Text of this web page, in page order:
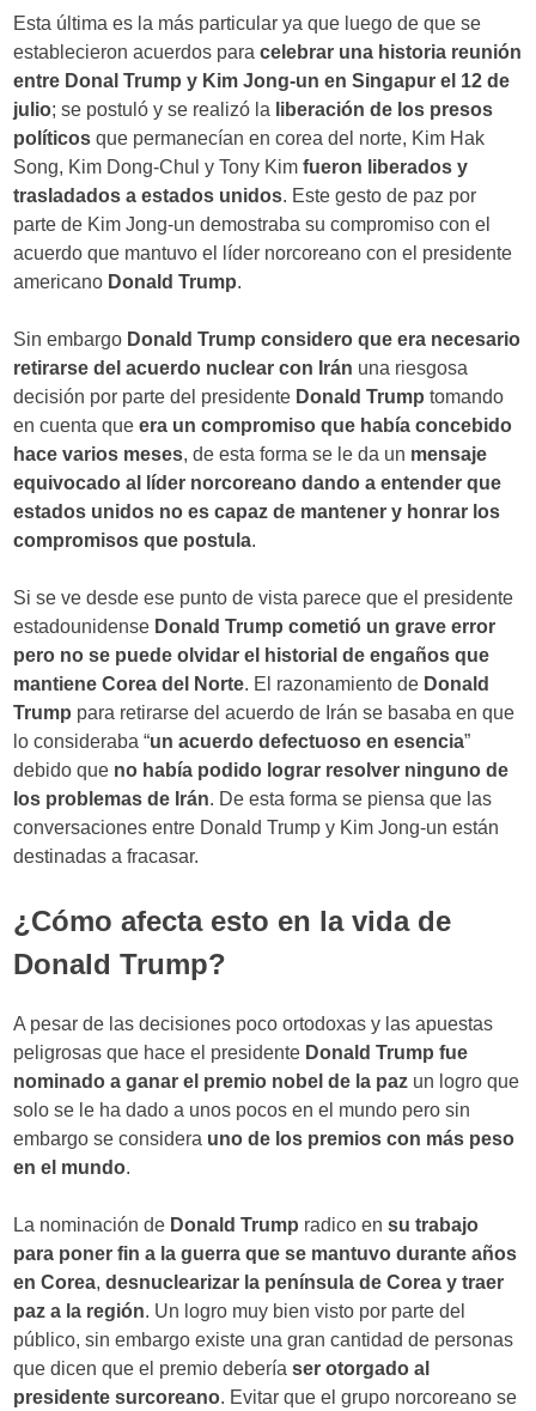
Esta última es la más particular ya que luego de que se
establecieron acuerdos paracelebrar una historia reunión
entre Donal Trump y Kim Jong-un en Singapur el 12 de
julio; se postuló y se realizó la liberación de los presos
políticosque permanecían en corea del norte, Kim Hak
Song, Kim Dong-Chul y Tony Kimfueron liberados y
trasladados a estados unidos. Este gesto de paz por
parte de Kim Jong-un demostraba su compromiso con el
acuerdo que mantuvo el líder norcoreano con el presidente
americano Donald Trump.
Sin embargo Donald Trump considero que era necesario
retirarse del acuerdo nuclear con Irán una riesgosa
decisión por parte del presidente Donald Trump tomando
en cuenta queera un compromiso que había concebido
hace varios meses, de esta forma se le da un mensaje
equivocado al líder norcoreano dando a entender que
estados unidos no es capaz de mantener y honrar los
compromisos que postula.
Si se ve desde ese punto de vista parece que el presidente
estadounidense Donald Trump cometió un grave error
pero no se puede olvidar el historial de engaños que
mantiene Corea del Norte. El razonamiento de Donald
Trump para retirarse del acuerdo de Irán se basaba en que
lo consideraba “un acuerdo defectuoso en esencia”
debido que no había podido lograr resolver ninguno de
los problemas de Irán. De esta forma se piensa que las
conversaciones entre Donald Trump y Kim Jong-un están
destinadas a fracasar.
¿Cómo afecta esto en la vida de
Donald Trump?
A pesar de las decisiones poco ortodoxas y las apuestas
peligrosas que hace el presidente Donald Trump fue
nominado a ganar el premio nobel de la paz un logro que
solo se le ha dado a unos pocos en el mundo pero sin
embargo se considera uno de los premios con más peso
en el mundo.
La nominación de Donald Trump radico ensu trabajo
para poner fin a la guerra que se mantuvo durante años
en Corea,desnuclearizar la península de Corea y traer
paz a la región. Un logro muy bien visto por parte del
público, sin embargo existe una gran cantidad de personas
que dicen que el premio deberíaser otorgado al
presidente surcoreano. Evitar que el grupo norcoreano se